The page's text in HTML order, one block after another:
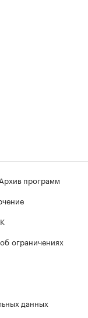
Архив программ
ограничениях
данных